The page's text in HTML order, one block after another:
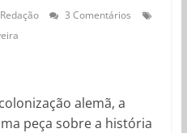
Redação
3 Comentários
alemã, a
peça sobre a história